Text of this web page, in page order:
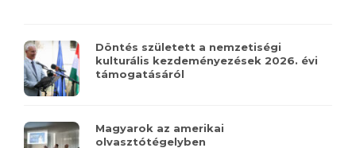
Döntés született a nemzetiségi
kulturális kezdeményezések 2026. évi
támogatásáról
Magyarok az amerikai
olvasztótégelyben